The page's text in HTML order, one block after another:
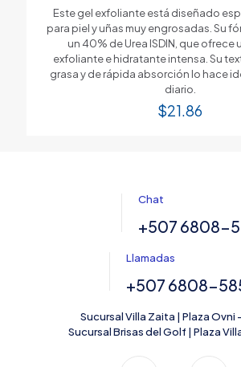
Este gel exfoliante está diseñado
para piel y uñas muy engrosadas. Su
un 40% de Urea ISDIN, que ofrece
exfoliante e hidratante intensa. Su
grasa y de rápida absorción lo hace
diario.
$21.86
Chat
+507 6808-
Llamadas
+507 6808-
Sucursal Villa Zaita | Plaza Ovni
Sucursal Brisas del Golf | Plaza